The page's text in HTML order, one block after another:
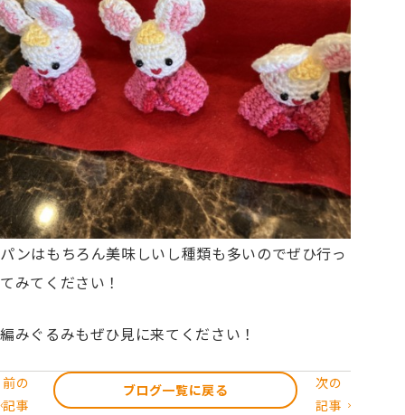
パンはもちろん美味しいし種類も多いのでぜひ行っ
てみてください！
編みぐるみもぜひ見に来てください！
前の
記事
次の
記事
ブログ一覧に戻る